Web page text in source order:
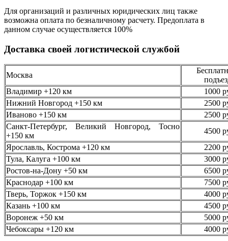
Для организаций и различных юридических лиц также
возможна оплата по безналичному расчету. Предоплата в
данном случае осуществляется 100%
Доставка своей логистической службой
Москва
Владимир +120 км
1000
Нижний Новгород +150 км
2500
Иваново +150 км
2500
Санкт-Петербург, Великий Новгород, Тосно
+150 км
4500
Ярославль, Кострома +120 км
2200
Тула, Калуга +100 км
3000
Ростов-на-Дону +50 км
6500
Краснодар +100 км
7500
Тверь, Торжок +150 км
4000
Казань +100 км
4500
Воронеж +50 км
5000
Чебоксары +120 км
4000